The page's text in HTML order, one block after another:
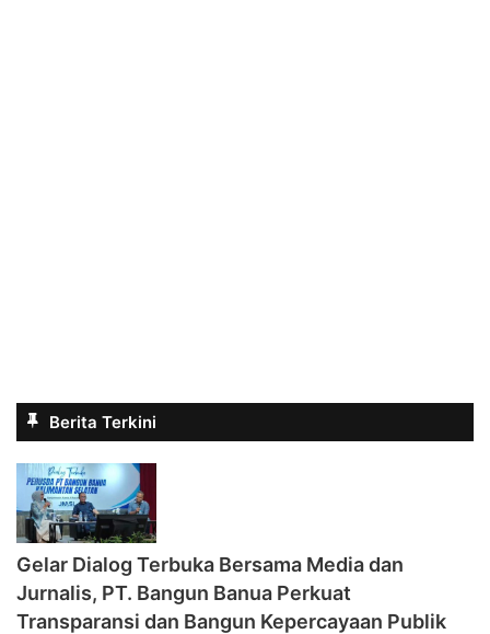
Berita Terkini
Gelar Dialog Terbuka Bersama Media dan
Jurnalis, PT. Bangun Banua Perkuat
Transparansi dan Bangun Kepercayaan Publik